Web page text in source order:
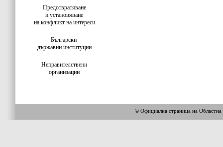
Предотвратяване
и установяване
на конфликт на интереси
Български
държавни институции
Неправителствени
организации
© Официална страница на